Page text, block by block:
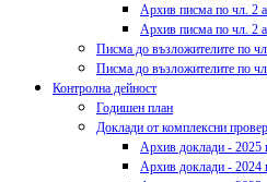
Архив писма по чл. 2
Архив писма по чл. 2
Писма до възложителите по
Писма до възложителите по
Контролна дейност
Годишен план
Доклади от комплексни
Архив доклади - 2025
Архив доклади - 2024